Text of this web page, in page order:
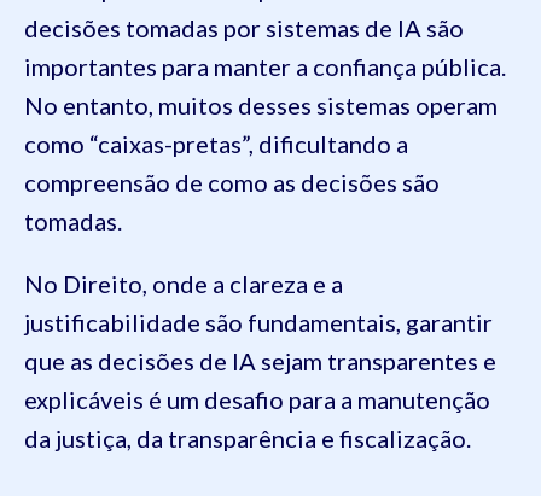
decisões tomadas por sistemas de IA são
importantes para manter a confiança pública.
No entanto, muitos desses sistemas operam
como “caixas-pretas”, dificultando a
compreensão de como as decisões são
tomadas.
No Direito, onde a clareza e a
justificabilidade são fundamentais, garantir
que as decisões de IA sejam transparentes e
explicáveis é um desafio para a manutenção
da justiça, da transparência e fiscalização.